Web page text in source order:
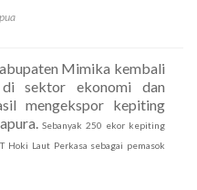
Mimika kembali
sektor ekonomi dan
mengekspor kepiting
Sebanyak 250 ekor kepiting
Laut Perkasa sebagai pemasok